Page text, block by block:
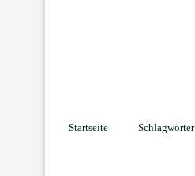
Startseite Schlagwörter